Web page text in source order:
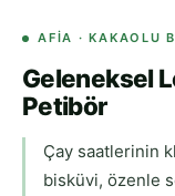
AFIA · KAKAOLU
Geleneksel
Petibör
Çay saatlerinin
bisküvi, özenle